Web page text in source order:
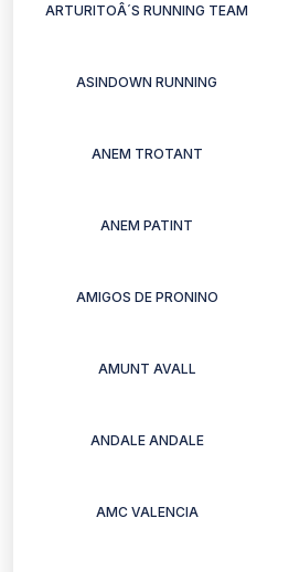
ARTURITOÂ´S RUNNING TEAM
ASINDOWN RUNNING
ANEM TROTANT
ANEM PATINT
AMIGOS DE PRONINO
AMUNT AVALL
ANDALE ANDALE
AMC VALENCIA